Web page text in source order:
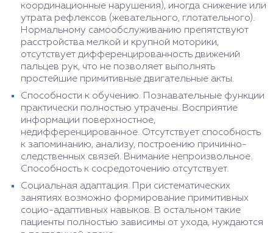
координационные нарушения), иногда снижение или
утрата рефлексов (жевательного, глотательного).
Нормальному самообслуживанию препятствуют
расстройства мелкой и крупной моторики,
отсутствует дифференцированность движений
пальцев рук, что не позволяет выполнять
простейшие примитивные двигательные акты.
Способности к обучению. Познавательные функции
практически полностью утрачены. Восприятие
информации поверхностное,
недифференцированное. Отсутствует способность
к запоминанию, анализу, построению причинно-
следственных связей. Внимание непроизвольное.
Способность к сосредоточению отсутствует.
Социальная адаптация. При систематических
занятиях возможно формирование примитивных
социо-адаптивных навыков. В остальном такие
пациенты полностью зависимы от ухода, нуждаются